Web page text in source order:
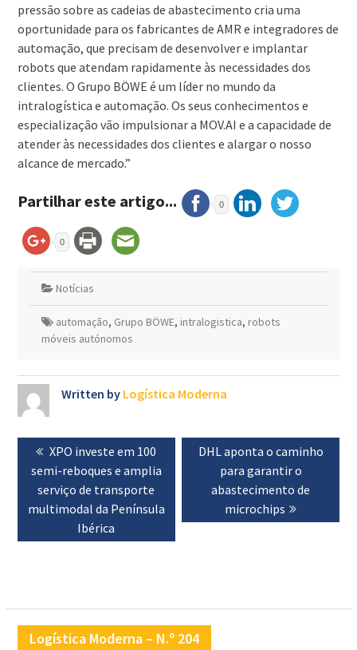
pressão sobre as cadeias de abastecimento cria uma
oportunidade para os fabricantes de AMR e integradores de
automação, que precisam de desenvolver e implantar
robots que atendam rapidamente às necessidades dos
clientes. O Grupo BÖWE é um líder no mundo da
intralogística e automação. Os seus conhecimentos e
especialização vão impulsionar a MOV.AI e a capacidade de
atender às necessidades dos clientes e alargar o nosso
alcance de mercado.”
Partilhar este artigo... 0
0
Notícias
automação, Grupo BÖWE, intralogistica, robots
móveis autónomos
Written by Logística Moderna
Navegação
artigos
Previous
post:
XPO investe em 100
semi-reboques e amplia
serviço de transporte
multimodal da Península
Ibérica
Next
post:
DHL aponta o caminho
para garantir o
abastecimento de
microchips
Logística Moderna – N.º 204